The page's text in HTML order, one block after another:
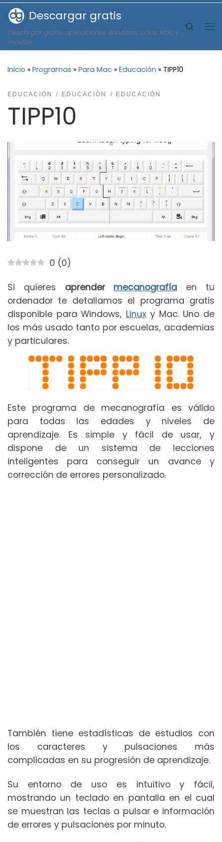
Saltar al contenido
Descargar gratis
Descargar gratis aplicaciones Windows, Linux, Mac y
móviles
Search
Inicio » Programas » Para Mac » Educación » TIPP10
EDUCACIÓN EDUCACIÓN EDUCACIÓN
TIPP10
0 (0)
Si quieres aprender mecanografía en tu
ordenador te detallamos el programa gratis
disponible para Windows, Linux y Mac. Uno de
los más usado tanto por escuelas, academias
y particulares.
Este programa de mecanografía es válido
para todas las edades y niveles de
aprendizaje. Es simple y fácil de usar, y
dispone de un sistema de lecciones
inteligentes para conseguir un avance y
corrección de errores personalizado.
También tiene estadísticas de estudios con
los caracteres y pulsaciones más
complicadas en su progresión de aprendizaje.
Su entorno de uso es intuitivo y fácil,
mostrando un teclado en pantalla en el cual
se muestran las teclas a pulsar e información
de errores y pulsaciones por minuto.